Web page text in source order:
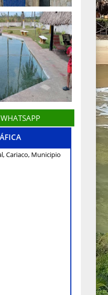
Cariaco, Municipio